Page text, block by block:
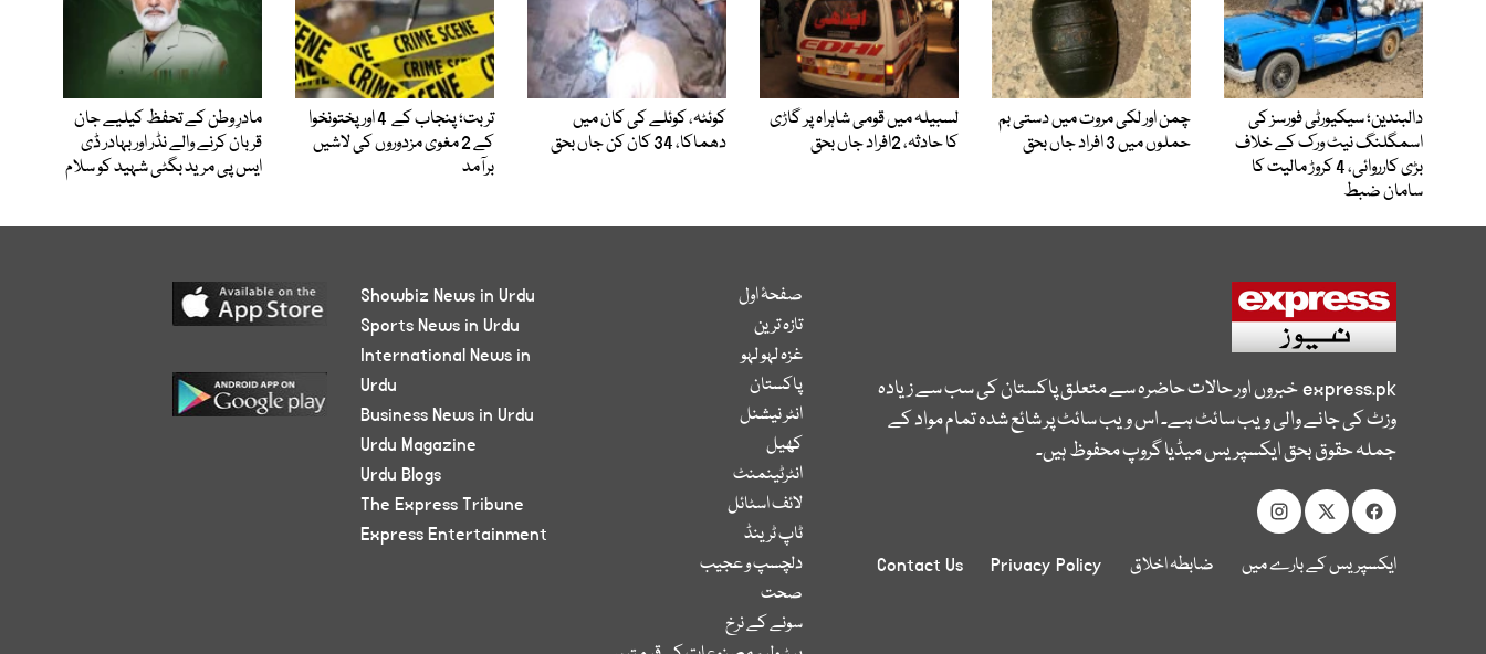
دالبندین؛ سیکیورٹی فورسز کی
اسمگلنگ نیٹ ورک کے خلاف
بڑی کارروائی، 4 کروڑ مالیت کا
سامان ضبط
چمن اور لکی مروت میں دستی بم
حملوں میں 3 افراد جاں بحق
لسبیلہ میں قومی شاہراہ پر گاڑی
کا حادثہ، 2افراد جاں بحق
کوئٹہ، کوئلے کی کان میں
دھماکا، 34 کان کن جاں بحق
تربت؛ پنجاب کے 4 اور پختونخوا
کے 2 مغوی مزدوروں کی لاشیں
برآمد
مادرِ وطن کے تحفظ کیلیے جان
قربان کرنے والے نڈر اور بہادر ڈی
ایس پی مرید بگٹی شہید کو سلام
express.pkخبروں اور حالات حاضرہ سے متعلق پاکستان کی سب سے زیادہ
وزٹ کی جانے والی ویب سائٹ ہے۔ اس ویب سائٹ پر شائع شدہ تمام مواد کے
جملہ حقوق بحق ایکسپریس میڈیا گروپ محفوظ ہیں۔
ایکسپریس کے بارے میں ضابطہ اخلاق Privacy Policy
Contact Us
صفحۂ اول
تازہ ترین
غزہ لہو لہو
پاکستان
انٹر نیشنل
کھیل
انٹرٹینمنٹ
لائف اسٹائل
ٹاپ ٹرینڈ
دلچسپ و عجیب
صحت
سونے کے نرخ
Showbiz News in Urdu
Sports News in Urdu
International News in
Urdu
Business News in Urdu
Urdu Magazine
Urdu Blogs
The Express Tribune
Express Entertainment